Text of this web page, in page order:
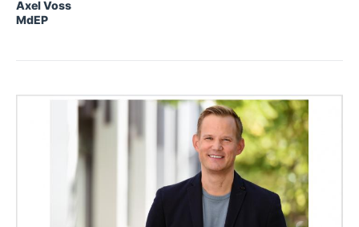
Axel Voss
MdEP